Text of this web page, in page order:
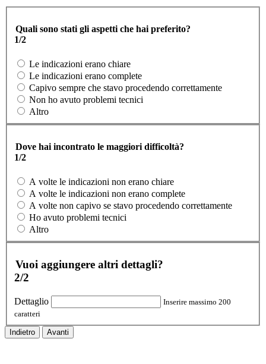
Quali sono stati gli aspetti che hai preferito?
1/2
Le indicazioni erano chiare
Le indicazioni erano complete
Capivo sempre che stavo procedendo correttamente
Non ho avuto problemi tecnici
Altro
Dove hai incontrato le maggiori difficoltà?
1/2
A volte le indicazioni non erano chiare
A volte le indicazioni non erano complete
A volte non capivo se stavo procedendo correttamente
Ho avuto problemi tecnici
Altro
Vuoi aggiungere altri dettagli?
2/2
Dettaglio
Inserire massimo 200
caratteri
Indietro Avanti